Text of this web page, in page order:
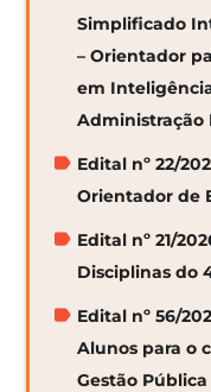
Simplificado
– Orientador
em
Administração
Edital nº 22/
Orientador de
Edital nº 21/
Disciplinas do
Edital nº 56/
Alunos para o
Gestão